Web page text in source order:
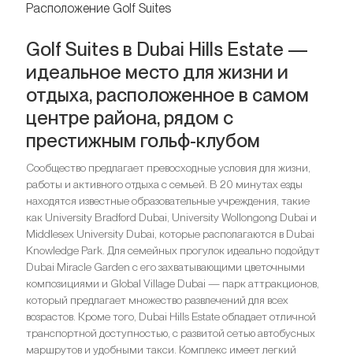
Расположение Golf Suites
Golf Suites в Dubai Hills Estate —
идеальное место для жизни и
отдыха, расположенное в самом
центре района, рядом с
престижным гольф-клубом
Сообщество предлагает превосходные условия для жизни,
работы и активного отдыха с семьей. В 20 минутах езды
находятся известные образовательные учреждения, такие
как University Bradford Dubai, University Wollongong Dubai и
Middlesex University Dubai, которые располагаются в Dubai
Knowledge Park. Для семейных прогулок идеально подойдут
Dubai Miracle Garden с его захватывающими цветочными
композициями и Global Village Dubai — парк аттракционов,
который предлагает множество развлечений для всех
возрастов. Кроме того, Dubai Hills Estate обладает отличной
транспортной доступностью, с развитой сетью автобусных
маршрутов и удобными такси. Комплекс имеет легкий